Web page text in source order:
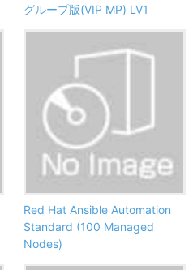
グループ版(VIP MP) LV1
Red Hat Ansible Automation
Standard (100 Managed
Nodes)